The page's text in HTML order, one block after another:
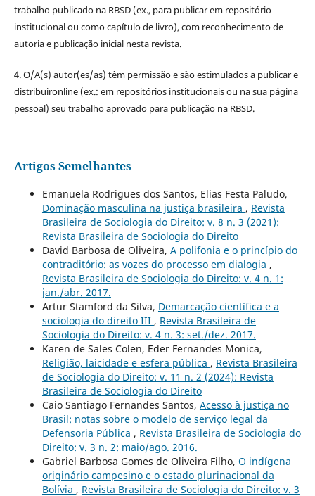
trabalho publicado na RBSD (ex., para publicar em repositório
institucional ou como capítulo de livro), com reconhecimento de
autoria e publicação inicial nesta revista.
4. O/A(s) autor(es/as) têm permissão e são estimulados a publicar e
distribuironline (ex.: em repositórios institucionais ou na sua página
pessoal) seu trabalho aprovado para publicação na RBSD.
Artigos Semelhantes
Emanuela Rodrigues dos Santos, Elias Festa Paludo,
Dominação masculina na justiça brasileira , Revista
Brasileira de Sociologia do Direito: v. 8 n. 3 (2021):
Revista Brasileira de Sociologia do Direito
David Barbosa de Oliveira, A polifonia e o princípio do
contraditório: as vozes do processo em dialogia ,
Revista Brasileira de Sociologia do Direito: v. 4 n. 1:
jan./abr. 2017.
Artur Stamford da Silva, Demarcação científica e a
sociologia do direito III , Revista Brasileira de
Sociologia do Direito: v. 4 n. 3: set./dez. 2017.
Karen de Sales Colen, Eder Fernandes Monica,
Religião, laicidade e esfera pública , Revista Brasileira
de Sociologia do Direito: v. 11 n. 2 (2024): Revista
Brasileira de Sociologia do Direito
Caio Santiago Fernandes Santos, Acesso à justiça no
Brasil: notas sobre o modelo de serviço legal da
Defensoria Pública , Revista Brasileira de Sociologia do
Direito: v. 3 n. 2: maio/ago. 2016.
Gabriel Barbosa Gomes de Oliveira Filho, O indígena
originário campesino e o estado plurinacional da
Bolívia , Revista Brasileira de Sociologia do Direito: v. 3